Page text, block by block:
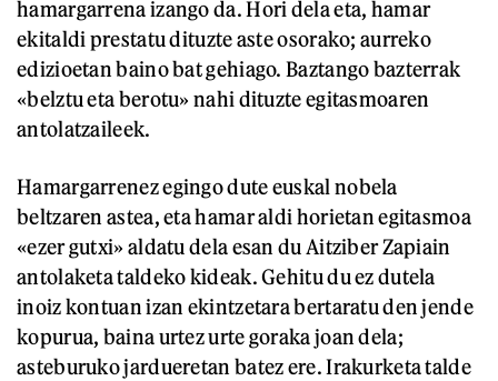
hamargarrena izango da. Hori dela eta, hamar
ekitaldi prestatu dituzte aste osorako; aurreko
edizioetan baino bat gehiago. Baztango bazterrak
«belztu eta berotu» nahi dituzte egitasmoaren
antolatzaileek.
Hamargarrenez egingo dute euskal nobela
beltzaren astea, eta hamar aldi horietan egitasmoa
«ezer gutxi» aldatu dela esan du Aitziber Zapiain
antolaketa taldeko kideak. Gehitu du ez dutela
inoiz kontuan izan ekintzetara bertaratu den jende
kopurua, baina urtez urte goraka joan dela;
asteburuko jardueretan batez ere. Irakurketa talde